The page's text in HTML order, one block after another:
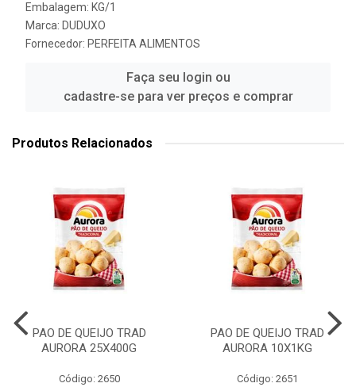
Embalagem: KG/1
Marca: DUDUXO
Fornecedor: PERFEITA ALIMENTOS
Faça seu login ou
cadastre-se para ver preços e comprar
Produtos Relacionados
PAO DE QUEIJO TRAD
AURORA 25X400G
Código: 2650
PAO DE QUEIJO TRAD
AURORA 10X1KG
Código: 2651